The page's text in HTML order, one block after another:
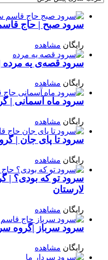
سرود صبح | حاج
رایگان مشاهده
سرود قصه‌ی یه مرده
رایگان مشاهده
سرود ماه آسمانی |
رایگان مشاهده
سرود تا پای جان |
رایگان مشاهده
سرود تو که بودی؟ |
لارستان
رایگان مشاهده
سرود سرباز |گروه
رایگان مشاهده